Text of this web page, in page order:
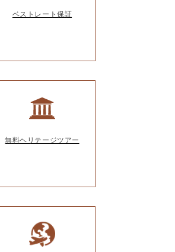
ベストレート保証
無料ヘリテージツアー